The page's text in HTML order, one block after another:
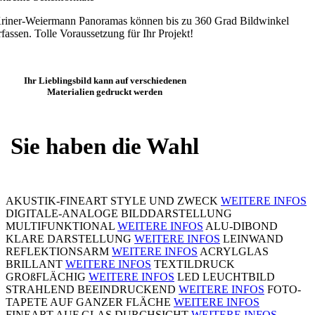
Weiermann Panoramas können bis zu 360 Grad Bildwinkel
Tolle Voraussetzung für Ihr Projekt!
Ihr Lieblingsbild kann auf verschiedenen
Materialien gedruckt werden
Sie haben die Wahl
AKUSTIK-FINEART STYLE UND ZWECK WEITERE INFOS
DIGITALE-ANALOGE BILDDARSTELLUNG
MULTIFUNKTIONAL WEITERE INFOS ALU-DIBOND
KLARE DARSTELLUNG WEITERE INFOS LEINWAND
REFLEKTIONSARM WEITERE INFOS ACRYLGLAS
BRILLANT WEITERE INFOS TEXTILDRUCK
GROßFLÄCHIG WEITERE INFOS LED LEUCHTBILD
STRAHLEND BEEINDRUCKEND WEITERE INFOS FOTO-
TAPETE AUF GANZER FLÄCHE WEITERE INFOS